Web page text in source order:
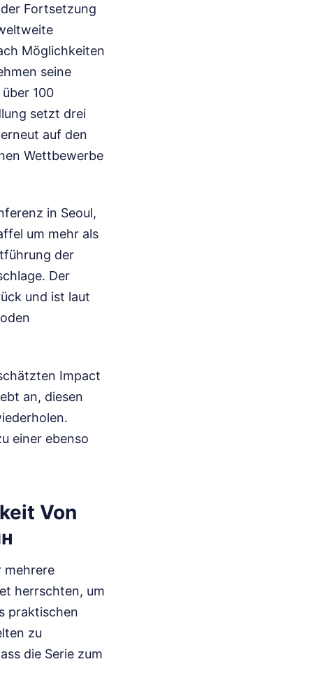
Fortsetzung
Möglichkeiten
seine
100
setzt drei
auf den
Wettbewerbe
in Seoul,
um mehr als
der
Der
und ist laut
Impact
an, diesen
einer ebenso
Von
mehrere
herrschten, um
praktischen
zu
die Serie zum